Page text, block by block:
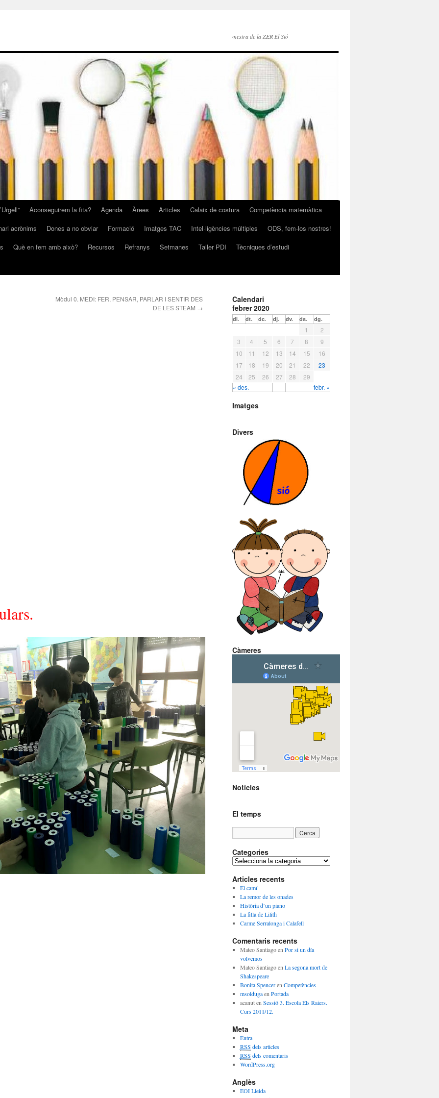
mestra de la ZER El Sió
Aconseguirem la fita? Agenda Àrees Articles Calaix de costura
Competència matemàtica
acrònims Dones a no obviar Formació Imatges TAC Intel·ligències múltiples
ODS, fem-los nostres!
Què en fem amb això? Recursos Refranys Setmanes Taller PDI
Tècniques d’estudi
Mòdul 0. MEDI: FER, PENSAR, PARLAR I SENTIR DES
DE LES STEAM →
Calendari
febrer 2020
dl. dt. dc. dj. dv. ds. dg.
« des. febr. »
1
2
3
4 5 6 7 8
9
10
11 12 13 14 15
16
17
18 19 20 21 22
23
24
25 26 27 28 29
Imatges
Divers
Càmeres
Notícies
El temps
Categories
C
t
e
g
o
r
i
s
Articles recents
El camí
La remor de les onades
Història d’un piano
La filla de Lilith
Carme Serralonga i Calafell
Comentaris recents
Mateo SantiagoenPor si un día
volvemos
Mateo SantiagoenLa segona mort de
Shakespeare
Bonita SpencerenCompetències
msoldugaenPortada
acanutenSessió 3. Escola Els Raiers.
Curs 2011/12.
Meta
Entra
RSS dels articles
RSS dels comentaris
WordPress.org
Anglès
EOI Lleida